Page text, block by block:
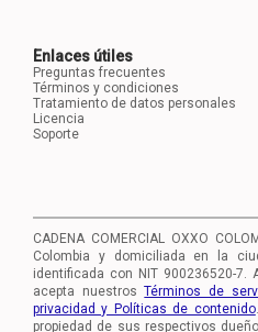
Enlaces útiles
Preguntas frecuentes
Términos y condiciones
Tratamiento de datos personales
Licencia
Soporte
CADENA COMERCIAL OXXO
Colombia y domiciliada en la
identificada con NIT 900236520-7.
acepta nuestrosTérminos de
privacidad y Políticas de contenido
propiedad de sus respectivos